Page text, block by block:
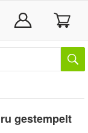
gestempelt